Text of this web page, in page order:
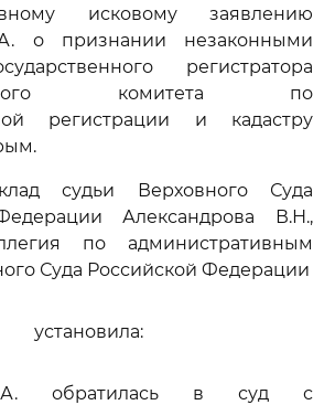
исковому заявлению
о признании незаконными
регистратора
комитета по
регистрации и кадастру
судьи Верховного Суда
Александрова В.Н.,
по административным
Суда Российской Федерации
установила:
обратилась в суд с